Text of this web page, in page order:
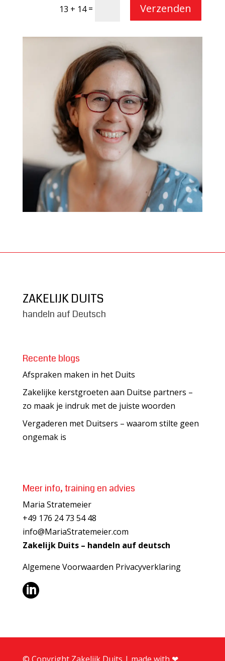
13 + 14= Verzenden
ZAKELIJK DUITS
handeln auf Deutsch
Recente blogs
Afspraken maken in het Duits
Zakelijke kerstgroeten aan Duitse partners –
zo maak je indruk met de juiste woorden
Vergaderen met Duitsers – waarom stilte geen
ongemak is
Meer info, training en advies
Maria Stratemeier
+49 176 24 73 54 48
info@MariaStratemeier.com
Zakelijk Duits – handeln auf deutsch
Algemene Voorwaarden Privacyverklaring
